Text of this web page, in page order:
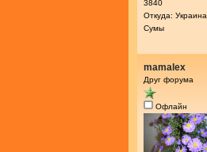
3840
Откуда: Украина,
Сумы
mamalex
Друг форума
Офлайн